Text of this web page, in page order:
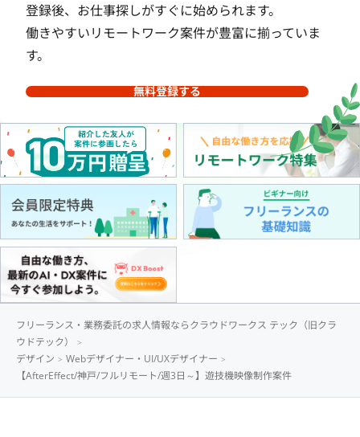
登録後、お仕事探しがすぐに始められます。
働きやすいリモートワーク案件が豊富に揃っていま
す。
無料登録する
フリーランス・業務委託の求人情報ならクラウドワークス テック（旧クラ
ウドテック）
デザイン
Webデザイナー・UI/UXデザイナー
【AfterEffect/神戸/フルリモート/週3日～】遊技機映像制作案件